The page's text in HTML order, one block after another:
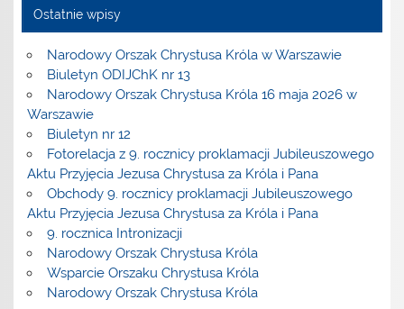
Ostatnie wpisy
Narodowy Orszak Chrystusa Króla w Warszawie
Biuletyn ODIJChK nr 13
Narodowy Orszak Chrystusa Króla 16 maja 2026 w
Warszawie
Biuletyn nr 12
Fotorelacja z 9. rocznicy proklamacji Jubileuszowego
Aktu Przyjęcia Jezusa Chrystusa za Króla i Pana
Obchody 9. rocznicy proklamacji Jubileuszowego
Aktu Przyjęcia Jezusa Chrystusa za Króla i Pana
9. rocznica Intronizacji
Narodowy Orszak Chrystusa Króla
Wsparcie Orszaku Chrystusa Króla
Narodowy Orszak Chrystusa Króla